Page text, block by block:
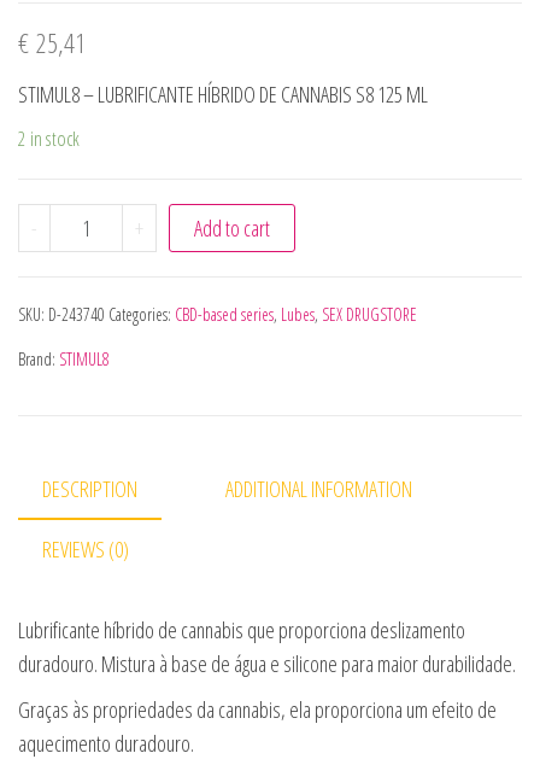
€25,41
STIMUL8 – LUBRIFICANTE HÍBRIDO DE CANNABIS S8 125 ML
2 in stock
- STIMUL8 - LUBRIFICANTE HÍBRIDO DE CANNABIS S8
+ Add to cart
SKU: D-243740 Categories: CBD-based series, Lubes, SEX DRUGSTORE
Brand: STIMUL8
DESCRIPTION ADDITIONAL INFORMATION
REVIEWS (0)
Lubrificante híbrido de cannabis que proporciona deslizamento
duradouro. Mistura à base de água e silicone para maior durabilidade.
Graças às propriedades da cannabis, ela proporciona um efeito de
aquecimento duradouro.